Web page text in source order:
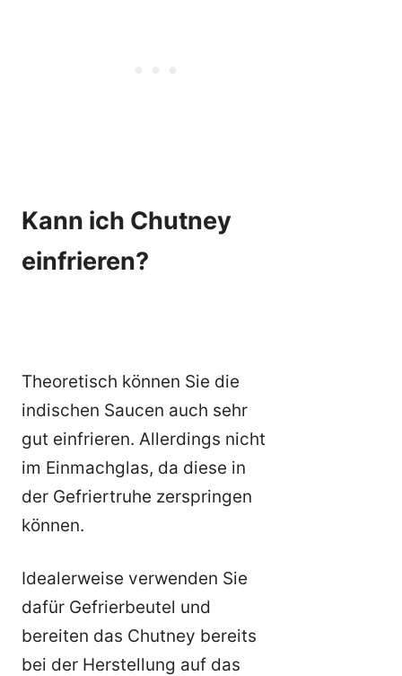
Kann ich Chutney
einfrieren?
Theoretisch können Sie die
indischen Saucen auch sehr
gut einfrieren. Allerdings nicht
im Einmachglas, da diese in
der Gefriertruhe zerspringen
können.
Idealerweise verwenden Sie
dafür Gefrierbeutel und
bereiten das Chutney bereits
bei der Herstellung auf das